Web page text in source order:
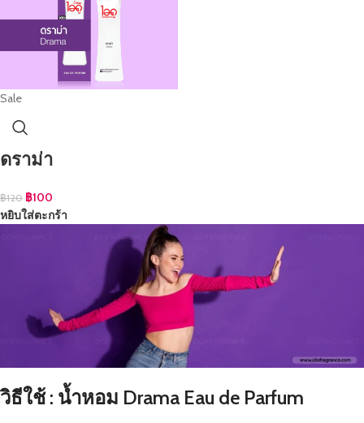
Sale
ดราม่า
฿120 ฿100
หยิบใส่ตะกร้า
วิธีใช้ : น้ำหอม Drama Eau de Parfum